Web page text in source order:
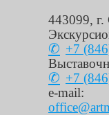
443099, г.
+7
+7
e-mail: